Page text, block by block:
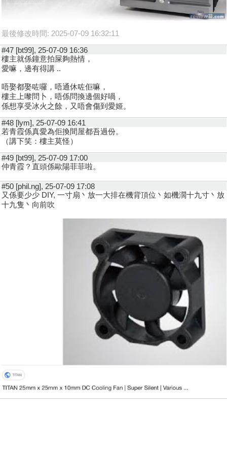
最後修改時間: 2025-07-09 16:32:11
#47 [bt99], 25-07-09 16:36
樓主就係鐘意拍屎夠熱情，
愛嘛，邊有得講 ..
唔娶都娶咗囉，唔通休咗佢嘛，
樓主上嚟問卜，唔係問換邊個好喎，
係想享受冰火之餘，又唔會傷到愛姬。
#48 [lym], 25-07-09 16:41
若青霞係真愛為佢換間屋都吾過份。
（講下笑：樓主莫怪）
#49 [bt99], 25-07-09 17:00
仲青霞？直頭係歐陽菲菲啦。
#50 [phil.ng], 25-07-09 17:08
又係要少少 DIY, 一寸扇丶放一大排在機背頂位丶如機濶十九寸丶放
十九隻丶向前吹